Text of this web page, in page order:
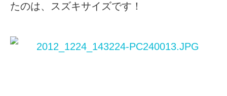
たのは、スズキサイズです！